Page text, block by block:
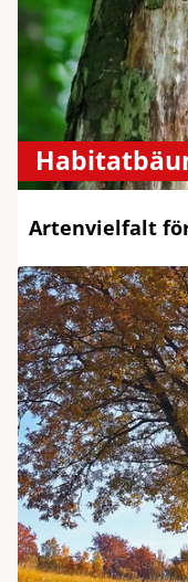
Artenvielfalt